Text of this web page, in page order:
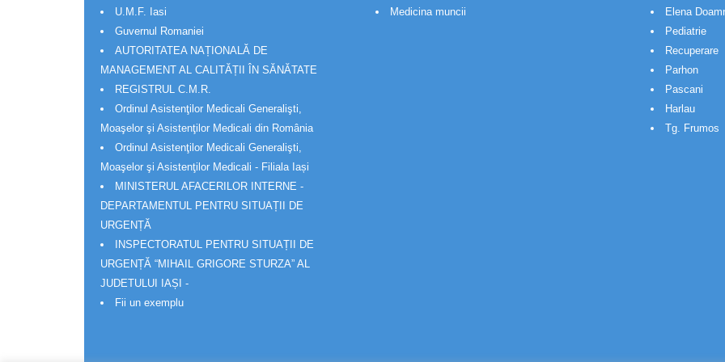
U.M.F. Iasi
Guvernul Romaniei
AUTORITATEA NAȚIONALĂ DE
MANAGEMENT AL CALITĂȚII ÎN SĂNĂTATE
REGISTRUL C.M.R.
Ordinul Asistenţilor Medicali Generalişti,
Moaşelor şi Asistenţilor Medicali din România
Ordinul Asistenţilor Medicali Generalişti,
Moaşelor şi Asistenţilor Medicali - Filiala Iași
MINISTERUL AFACERILOR INTERNE -
DEPARTAMENTUL PENTRU SITUAȚII DE
URGENȚĂ
INSPECTORATUL PENTRU SITUAȚII DE
URGENȚĂ “MIHAIL GRIGORE STURZA” AL
JUDETULUI IAȘI -
Fii un exemplu
Medicina muncii
Elena
Pediatrie
Recuperare
Parhon
Pascani
Harlau
Tg. Frumos